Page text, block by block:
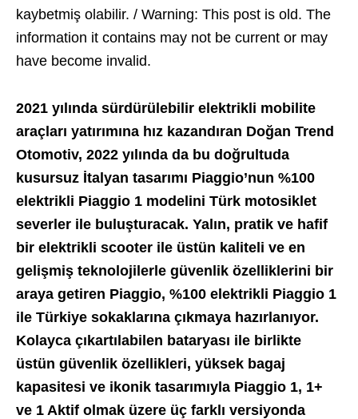
kaybetmiş olabilir. / Warning: This post is old. The
information it contains may not be current or may
have become invalid.
2021 yılında sürdürülebilir elektrikli mobilite
araçları yatırımına hız kazandıran Doğan Trend
Otomotiv, 2022 yılında da bu doğrultuda
kusursuz İtalyan tasarımı Piaggio’nun %100
elektrikli Piaggio 1 modelini Türk motosiklet
severler ile buluşturacak. Yalın, pratik ve hafif
bir elektrikli scooter ile üstün kaliteli ve en
gelişmiş teknolojilerle güvenlik özelliklerini bir
araya getiren Piaggio, %100 elektrikli Piaggio 1
ile Türkiye sokaklarına çıkmaya hazırlanıyor.
Kolayca çıkartılabilen bataryası ile birlikte
üstün güvenlik özellikleri, yüksek bagaj
kapasitesi ve ikonik tasarımıyla Piaggio 1, 1+
ve 1 Aktif olmak üzere üç farklı versiyonda